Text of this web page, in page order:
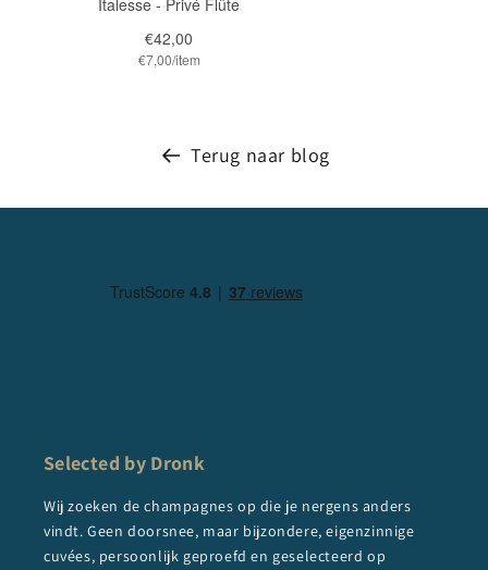
Terug naar blog
Selected by Dronk
Wij zoeken de champagnes op die je nergens anders
vindt. Geen doorsnee, maar bijzondere, eigenzinnige
cuvées, persoonlijk geproefd en geselecteerd op